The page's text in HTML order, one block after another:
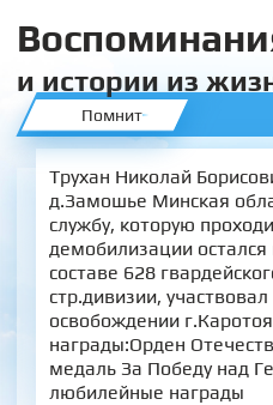
и истории из
Помнит
Трухан Николай
д.Замошье Минская
службу, которую
демобилизации
составе 628
стр.дивизии,
освобождении
награды:Орден
медаль За Победу над
любилейные награды